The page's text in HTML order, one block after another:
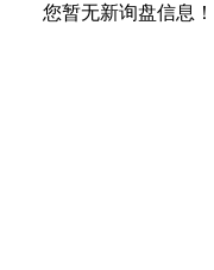
您暂无新询盘信息！